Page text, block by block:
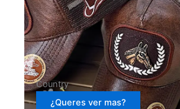
Country
¿Queres ver mas?